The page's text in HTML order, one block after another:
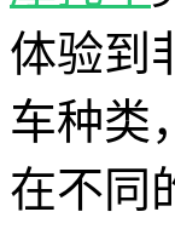
体验到
车种类
在不同